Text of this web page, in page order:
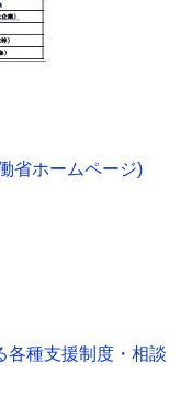
省ホームページ)
各種支援制度・相談